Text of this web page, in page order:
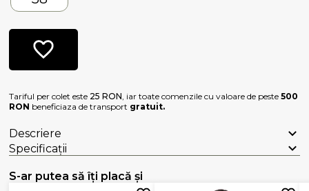
Tariful per colet este 25 RON, iar toate comenzile cu valoare de peste500
RON beneficiaza de transport gratuit.
Descriere
Specificații
S-ar putea să îți placă și